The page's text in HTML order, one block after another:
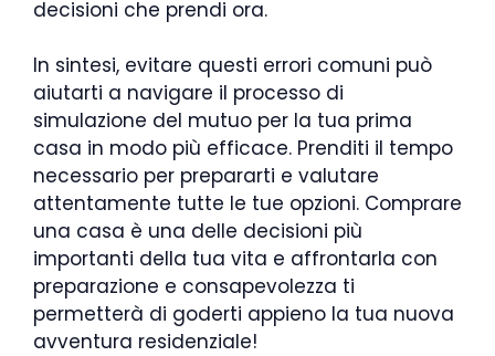
decisioni che prendi ora.
In sintesi, evitare questi errori comuni può
aiutarti a navigare il processo di
simulazione del mutuo per la tua prima
casa in modo più efficace. Prenditi il tempo
necessario per prepararti e valutare
attentamente tutte le tue opzioni. Comprare
una casa è una delle decisioni più
importanti della tua vita e affrontarla con
preparazione e consapevolezza ti
permetterà di goderti appieno la tua nuova
avventura residenziale!